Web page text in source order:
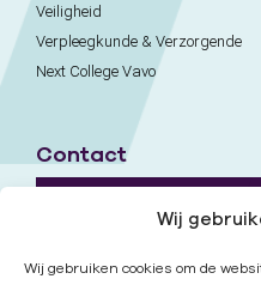
Wij
Wij gebruiken cookies om de
Veiligheid
Verpleegkunde & Verzorgende
Next College Vavo
Contact